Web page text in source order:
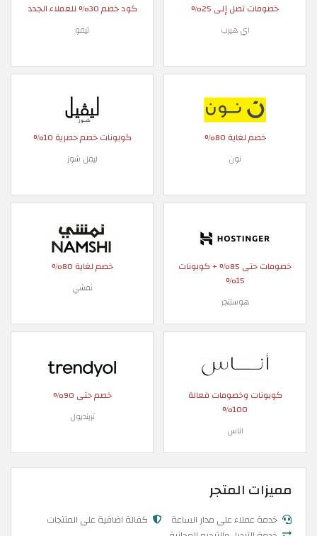
خصومات تصل إلى 25%
اي هيرب
كود خصم 30% للعملاء الجدد
تيمو
خصم لغاية 80%
نون
كوبونات خصم حصرية 10%
ليفل شوز
خصومات حتى 85% + كوبونات
15%
هوستنجر
خصم لغاية 80%
نمشي
كوبونات وخصومات فعالة
100%
اناس
خصم حتى 90%
ترينديول
مميزات المتجر
خدمة عملاء على مدار الساعة
كفالة اضافية على المنتجات